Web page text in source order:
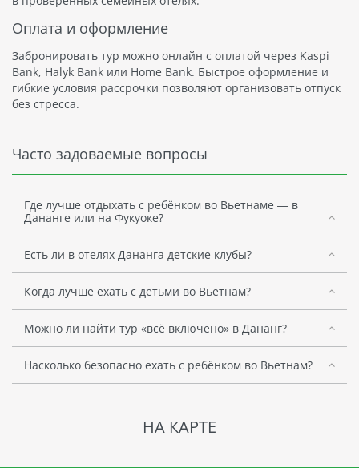
Оплата и оформление
Забронировать тур можно онлайн с оплатой через Kaspi
Bank, Halyk Bank или Home Bank. Быстрое оформление и
гибкие условия рассрочки позволяют организовать отпуск
без стресса.
Часто задоваемые вопросы
Где лучше отдыхать с ребёнком во Вьетнаме — в
Дананге или на Фукуоке?
Есть ли в отелях Дананга детские клубы?
Когда лучше ехать с детьми во Вьетнам?
Можно ли найти тур «всё включено» в Дананг?
Насколько безопасно ехать с ребёнком во Вьетнам?
НА КАРТЕ